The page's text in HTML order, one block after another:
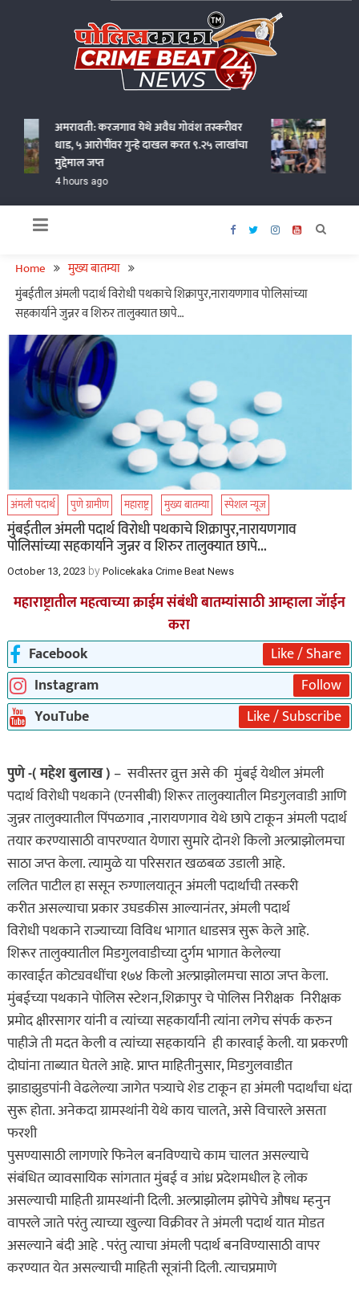
अमरावती: करजगाव येथे अवैध गोवंश तस्करीवर
धाड, ५ आरोपींवर गुन्हे दाखल करत ९.२५ लाखांचा
मुद्देमाल जप्त
4 hours ago
Home
मुख्य बातम्या
मुंबईतील अंमली पदार्थ विरोधी पथकाचे शिक्रापुर,नारायणगाव पोलिसांच्या
सहकार्याने जुन्नर व शिरुर तालुक्यात छापे…
अंमली पदार्थ पुणे ग्रामीण महाराष्ट्र मुख्य बातम्या स्पेशल न्यूज
मुंबईतील अंमली पदार्थ विरोधी पथकाचे शिक्रापुर,नारायणगाव
पोलिसांच्या सहकार्याने जुन्नर व शिरुर तालुक्यात छापे…
October 13, 2023 by Policekaka Crime Beat News
महाराष्ट्रातील महत्वाच्या क्राईम संबंधी बातम्यांसाठी आम्हाला जॅाईन
करा
Facebook
Like / Share
Instagram
Follow
YouTube
Like / Subscribe
पुणे -( महेश बुलाख ) – सवीस्तर व्रुत्त असे की मुंबई येथील अंमली
पदार्थ विरोधी पथकाने (एनसीबी) शिरूर तालुक्यातील मिडगुलवाडी आणि
जुन्नर तालुक्यातील पिंपळगाव ,नारायणगाव येथे छापे टाकून अंमली पदार्थ
तयार करण्यासाठी वापरण्यात येणारा सुमारे दोनशे किलो अल्प्राझोलमचा
साठा जप्त केला. त्यामुळे या परिसरात खळबळ उडाली आहे.
ललित पाटील हा ससून रुग्णालयातून अंमली पदार्थाची तस्करी
करीत असल्याचा प्रकार उघडकीस आल्यानंतर, अंमली पदार्थ
विरोधी पथकाने राज्याच्या विविध भागात धाडसत्र सुरू केले आहे.
शिरूर तालुक्यातील मिडगुलवाडीच्या दुर्गम भागात केलेल्या
कारवाईत कोट्यवधींचा १७४ किलो अल्प्राझोलमचा साठा जप्त केला.
मुंबईच्या पथकाने पोलिस स्टेशन,शिक्रापुर चे पोलिस निरीक्षक निरीक्षक
प्रमोद क्षीरसागर यांनी व त्यांच्या सहकार्यांनी त्यांना लगेच संपर्क करुन
पाहीजे ती मदत केली व त्यांच्या सहकार्याने ही कारवाई केली. या प्रकरणी
दोघांना ताब्यात घेतले आहे. प्राप्त माहितीनुसार, मिडगुलवाडीत
झाडाझुडपांनी वेढलेल्या जागेत पत्र्याचे शेड टाकून हा अंमली पदार्थांचा धंदा
सुरू होता. अनेकदा ग्रामस्थांनी येथे काय चालते, असे विचारले असता
फरशी
पुसण्यासाठी लागणारे फिनेल बनविण्याचे काम चालत असल्याचे
संबंधित व्यावसायिक सांगतात मुंबई व आंध्र प्रदेशमधील हे लोक
असल्याची माहिती ग्रामस्थांनी दिली. अल्प्राझोलम झोपेचे औषध म्हनुन
वापरले जाते परंतु त्याच्या खुल्या विक्रीवर ते अंमली पदार्थ यात मोडत
असल्याने बंदी आहे . परंतु त्याचा अंमली पदार्थ बनविण्यासाठी वापर
करण्यात येत असल्याची माहिती सूत्रांनी दिली. त्याचप्रमाणे